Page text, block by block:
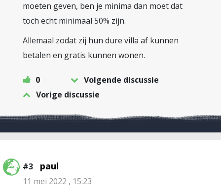
moeten geven, ben je minima dan moet dat
toch echt minimaal 50% zijn.
Allemaal zodat zij hun dure villa af kunnen
betalen en gratis kunnen wonen.
0
Volgende discussie
Vorige discussie
#3 paul
11 mei 2022 , 15:23